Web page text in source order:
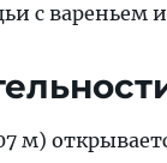
с вареньем
м)